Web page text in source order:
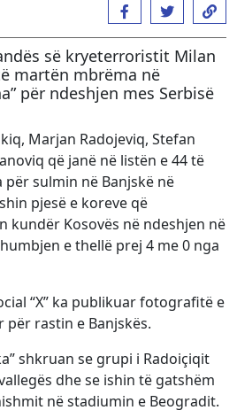
së kryeterroristit Milan
martën mbrëma në
për ndeshjen mes Serbisë
Marjan Radojeviq, Stefan
që janë në listën e 44 të
për sulmin në Banjskë në
pjesë e koreve që
kundër Kosovës në ndeshjen në
e thellë prej 4 me 0 nga
“X” ka publikuar fotografitë e
rastin e Banjskës.
shkruan se grupi i Radoiçiqit
dhe se ishin të gatshëm
në stadiumin e Beogradit.